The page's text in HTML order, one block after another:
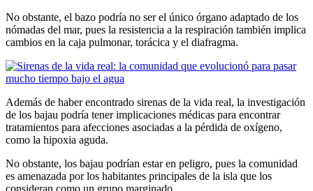
No obstante, el bazo podría no ser el único órgano adaptado de los
nómadas del mar, pues la resistencia a la respiración también implica
cambios en la caja pulmonar, torácica y el diafragma.
Además de haber encontrado sirenas de la vida real, la investigación
de los bajau podría tener implicaciones médicas para encontrar
tratamientos para afecciones asociadas a la pérdida de oxígeno,
como la hipoxia aguda.
No obstante, los bajau podrían estar en peligro, pues la comunidad
es amenazada por los habitantes principales de la isla que los
consideran como un grupo marginado.